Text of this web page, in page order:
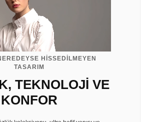
HİSSEDİLMEYEN
TASARIM
TEKNOLOJİ VE
KONFOR